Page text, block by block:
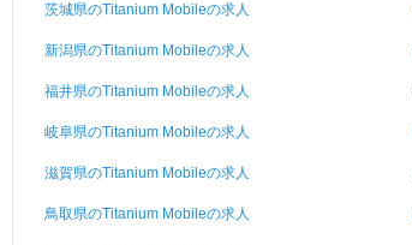
茨城県のTitanium Mobileの求人
新潟県のTitanium Mobileの求人
福井県のTitanium Mobileの求人
岐阜県のTitanium Mobileの求人
滋賀県のTitanium Mobileの求人
鳥取県のTitanium Mobileの求人